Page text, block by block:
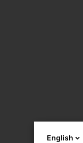
English